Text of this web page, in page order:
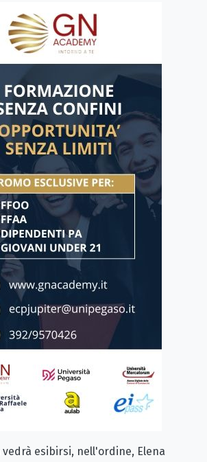
vedrà esibirsi, nell'ordine, Elena